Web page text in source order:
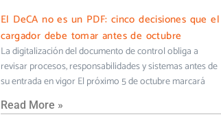
El DeCA no es un PDF: cinco decisiones que el
cargador debe tomar antes de octubre
La digitalización del documento de control obliga a
revisar procesos, responsabilidades y sistemas antes de
su entrada en vigor El próximo 5 de octubre marcará
Read More »